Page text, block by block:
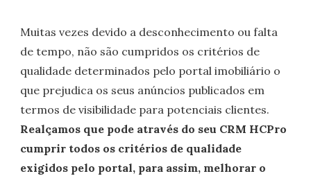
Muitas vezes devido a desconhecimento ou falta
de tempo, não são cumpridos os critérios de
qualidade determinados pelo portal imobiliário o
que prejudica os seus anúncios publicados em
termos de visibilidade para potenciais clientes.
Realçamos que pode através do seu CRM HCPro
cumprir todos os critérios de qualidade
exigidos pelo portal, para assim, melhorar o